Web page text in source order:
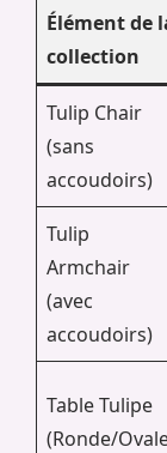
Élément de
collection
Tulip Chair
(sans
accoudoirs)
Tulip
Armchair
(avec
accoudoirs)
Table Tulipe
(Ronde/